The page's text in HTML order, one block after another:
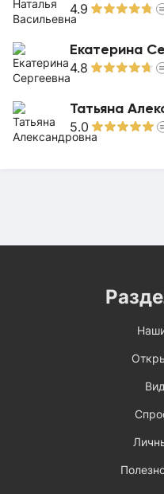
4.9
Екатерина
4.8
Татьяна
5.0